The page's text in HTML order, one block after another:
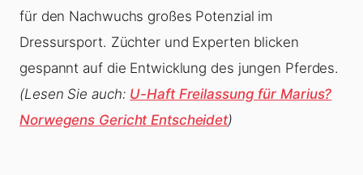
für den Nachwuchs großes Potenzial im
Dressursport. Züchter und Experten blicken
gespannt auf die Entwicklung des jungen Pferdes.
(Lesen Sie auch: U-Haft Freilassung für Marius?
Norwegens Gericht Entscheidet)